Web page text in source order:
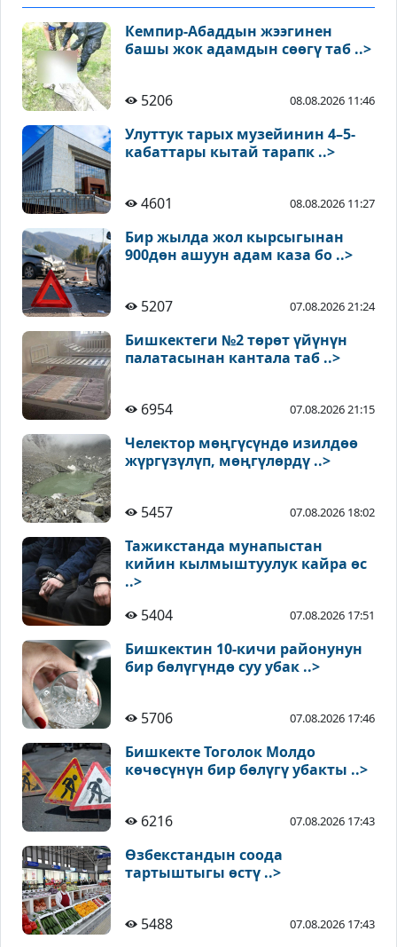
Кемпир-Абаддын жээгинен
башы жок адамдын сөөгү таб ..>
5206 08.08.2026 11:46
Улуттук тарых музейинин 4–5-
кабаттары кытай тарапк ..>
4601 08.08.2026 11:27
Бир жылда жол кырсыгынан
900дөн ашуун адам каза бо ..>
5207 07.08.2026 21:24
Бишкектеги №2 төрөт үйүнүн
палатасынан кантала таб ..>
6954 07.08.2026 21:15
Челектор мөңгүсүндө изилдөө
жүргүзүлүп, мөңгүлөрдү ..>
5457 07.08.2026 18:02
Тажикстанда мунапыстан
кийин кылмыштуулук кайра өс
..>
5404
07.08.2026 17:51
Бишкектин 10-кичи районунун
бир бөлүгүндө суу убак ..>
5706 07.08.2026 17:46
Бишкекте Тоголок Молдо
көчөсүнүн бир бөлүгү убакты ..>
6216 07.08.2026 17:43
Өзбекстандын соода
тартыштыгы өстү ..>
5488 07.08.2026 17:43